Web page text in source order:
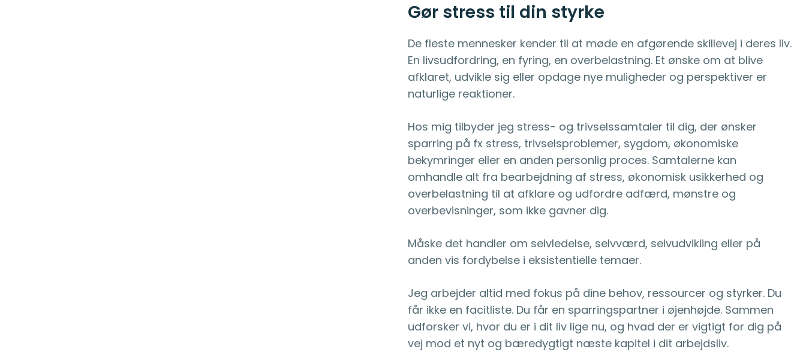
Gør stress til din styrke
De fleste mennesker kender til at møde en afgørende skillevej i deres liv.
En livsudfordring, en fyring, en overbelastning. Et ønske om at blive
afklaret, udvikle sig eller opdage nye muligheder og perspektiver er
naturlige reaktioner.
Hos mig tilbyder jeg stress- og trivselssamtaler til dig, der ønsker
sparring på fx stress, trivselsproblemer, sygdom, økonomiske
bekymringer eller en anden personlig proces. Samtalerne kan
omhandle alt fra bearbejdning af stress, økonomisk usikkerhed og
overbelastning til at afklare og udfordre adfærd, mønstre og
overbevisninger, som ikke gavner dig.
Måske det handler om selvledelse, selvværd, selvudvikling eller på
anden vis fordybelse i eksistentielle temaer.
Jeg arbejder altid med fokus på dine behov, ressourcer og styrker. Du
får ikke en facitliste. Du får en sparringspartner i øjenhøjde. Sammen
udforsker vi, hvor du er i dit liv lige nu, og hvad der er vigtigt for dig på
vej mod et nyt og bæredygtigt næste kapitel i dit arbejdsliv.